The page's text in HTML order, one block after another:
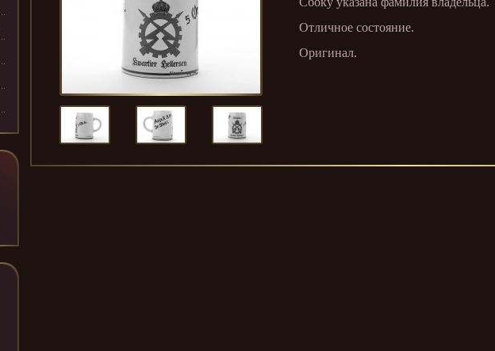
Отличное состояние.
Оригинал.